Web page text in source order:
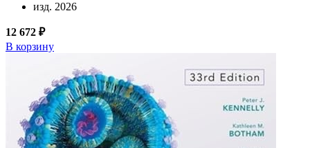
изд. 2026
12 672 ₽
В корзину